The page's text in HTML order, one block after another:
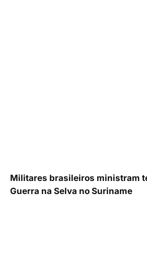
Militares brasileiros ministram
Guerra na Selva no Suriname